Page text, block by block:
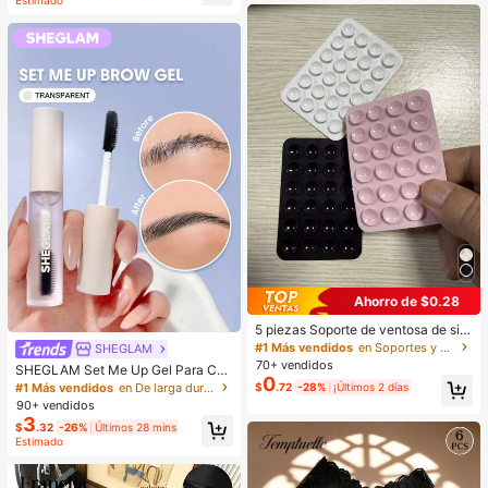
SHEGLAM
SHEGLAM Set Me Up Gel Para Cej
as Marca De Belleza CosméTica M
aquillaje Para Mujeres Y NiñAs
#1 Más vendidos
en De larga duración Cejas
90+ vendidos
$3.32 -26% Últimos 28 mins
Estimado
Ahorro de $0.28
5 piezas Soporte de ventosa de sili
cona para teléfono, Soporte de ven
tosa para teléfono, Soporte adhesiv
o para teléfono, Soporte adhesivo p
ara teléfono (Antes de usar, limpie c
segurarse de que esté limpia y plan
a. Espere 30 minutos después de p
egar para usar), Imprescindible
#1 Más vendidos
en Soportes y accesorios
70+ vendidos
$0.72 -28% ¡Últimos 2 días